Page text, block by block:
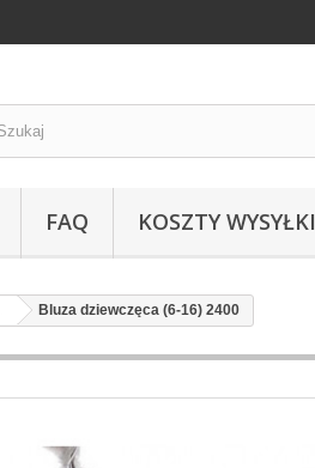
FAQ KOSZTY WYSYŁKI
Bluza dziewczęca (6-16) 2400